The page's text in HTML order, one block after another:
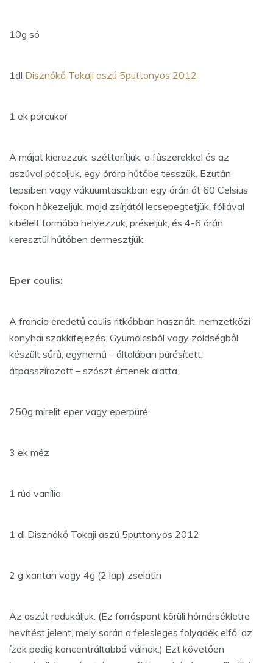
10g só
1dl Disznókő Tokaji aszú 5puttonyos 2012
1 ek porcukor
A májat kierezzük, szétterítjük, a fűszerekkel és az
aszúval pácoljuk, egy órára hűtőbe tesszük. Ezután
tepsiben vagy vákuumtasakban egy órán át 60 Celsius
fokon hőkezeljük, majd zsírjától lecsepegtetjük, fóliával
kibélelt formába helyezzük, préseljük, és 4-6 órán
keresztül hűtőben dermesztjük.
Eper coulis:
A francia eredetű coulis ritkábban használt, nemzetközi
konyhai szakkifejezés. Gyümölcsből vagy zöldségből
készült sűrű, egynemű – általában pürésített,
átpasszírozott – szószt értenek alatta.
250g mirelit eper vagy eperpüré
3 ek méz
1 rúd vanília
1 dl Disznókő Tokaji aszú 5puttonyos 2012
2 g xantan vagy 4g (2 lap) zselatin
Az aszút redukáljuk. (Ez forráspont körüli hőmérsékletre
hevítést jelent, mely során a felesleges folyadék elfő, az
ízek pedig koncentráltabbá válnak.) Ezt követően